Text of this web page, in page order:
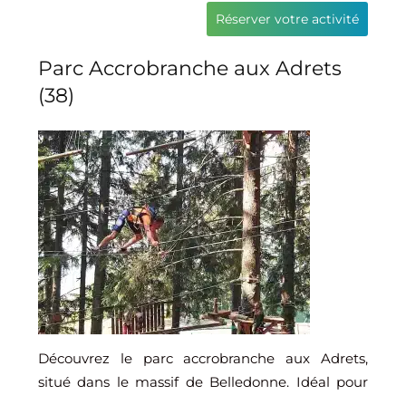
Réserver votre activité
Parc Accrobranche aux Adrets
(38)
Découvrez le parc accrobranche aux Adrets,
situé dans le massif de Belledonne. Idéal pour